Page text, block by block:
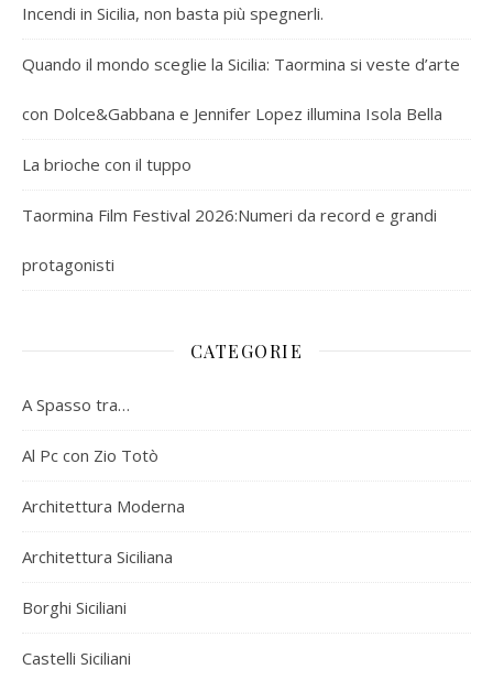
Incendi in Sicilia, non basta più spegnerli.
Quando il mondo sceglie la Sicilia: Taormina si veste d’arte
con Dolce&Gabbana e Jennifer Lopez illumina Isola Bella
La brioche con il tuppo
Taormina Film Festival 2026:Numeri da record e grandi
protagonisti
CATEGORIE
A Spasso tra…
Al Pc con Zio Totò
Architettura Moderna
Architettura Siciliana
Borghi Siciliani
Castelli Siciliani